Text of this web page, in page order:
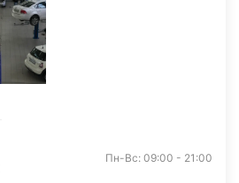
Пн-Вс: 09:00 - 21:00